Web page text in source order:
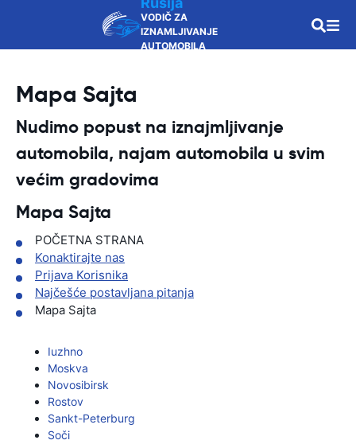
VODIČ ZA
IZNAMLJIVANJE
AUTOMOBILA
Mapa Sajta
Nudimo popust na iznajmljivanje
automobila, najam automobila u svim
većim gradovima
Mapa Sajta
POČETNA STRANA
Konaktirajte nas
Prijava Korisnika
Najčešće postavljana pitanja
Mapa Sajta
Iuzhno
Moskva
Novosibirsk
Rostov
Sankt-Peterburg
Soči